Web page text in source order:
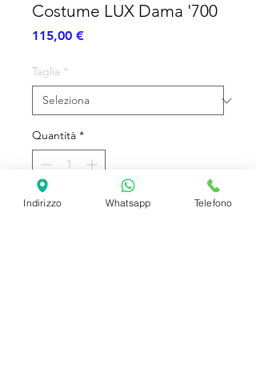
Costume LUX Dama '700
115,00 €Prezzo
Taglia *
Quantità *
Aggiungi al carrello
Indirizzo Whatsapp Telefono